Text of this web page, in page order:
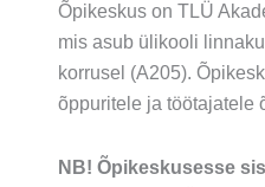
Õpikeskus on TLÜ
mis asub ülikooli
korrusel (A205).
õppuritele ja töötajatele
NB! Õpikeskusesse